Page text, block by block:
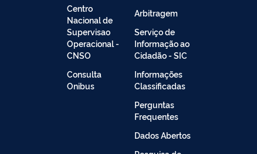
Centro
Nacional de
Supervisao
Operacional -
CNSO
Consulta
Onibus
Arbitragem
Serviço de
Informação ao
Cidadão - SIC
Informações
Classificadas
Perguntas
Frequentes
Dados Abertos